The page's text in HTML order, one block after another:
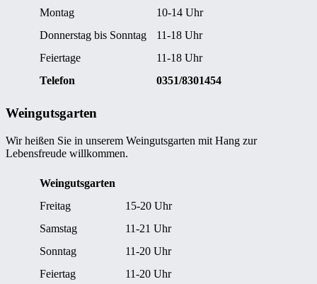
Montag
10-14 Uhr
Donnerstag bis Sonntag
11-18 Uhr
Feiertage
11-18 Uhr
Telefon
0351/8301454
Weingutsgarten
Wir heißen Sie in unserem Weingutsgarten mit Hang zur
Lebensfreude willkommen.
Weingutsgarten
Freitag
15-20 Uhr
Samstag
11-21 Uhr
Sonntag
11-20 Uhr
Feiertag
11-20 Uhr